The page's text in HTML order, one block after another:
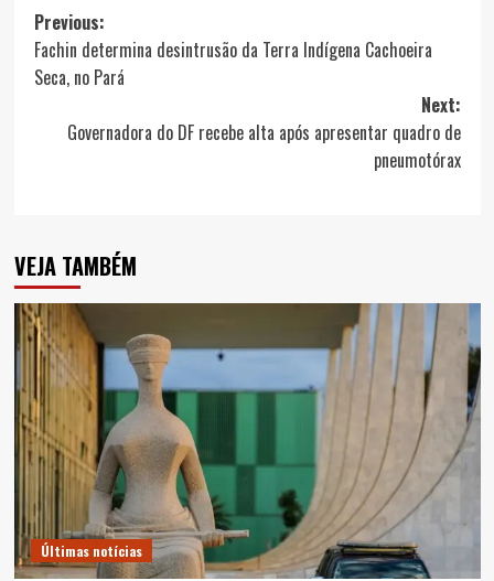
Post
navigation
Previous:
Fachin determina desintrusão da Terra Indígena Cachoeira
Seca, no Pará
Next:
Governadora do DF recebe alta após apresentar quadro de
pneumotórax
VEJA TAMBÉM
Últimas notícias